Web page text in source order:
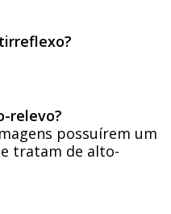
relevo?
possuírem um
tratam de alto-